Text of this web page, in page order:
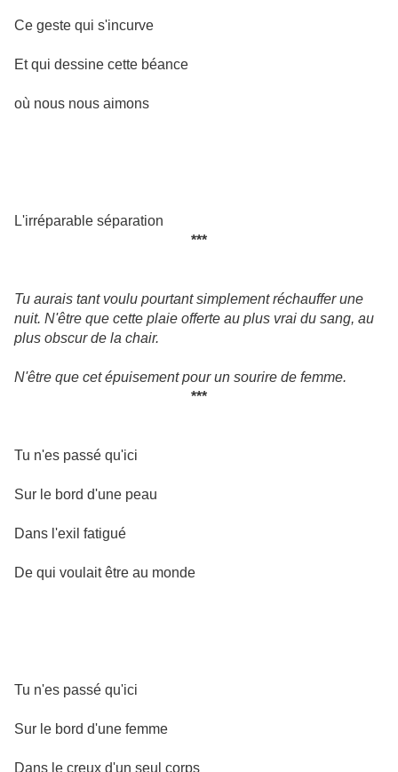
Ce geste qui s'incurve
Et qui dessine cette béance
où nous nous aimons
L'irréparable séparation
***
Tu aurais tant voulu pourtant simplement réchauffer une
nuit. N'être que cette plaie offerte au plus vrai du sang, au
plus obscur de la chair.
N'être que cet épuisement pour un sourire de femme.
***
Tu n'es passé qu'ici
Sur le bord d'une peau
Dans l'exil fatigué
De qui voulait être au monde
Tu n'es passé qu'ici
Sur le bord d'une femme
Dans le creux d'un seul corps